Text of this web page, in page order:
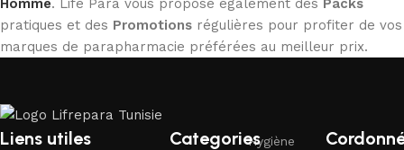
Homme. Life Para vous propose également des Packs
pratiques et des Promotions régulières pour profiter de vos
marques de parapharmacie préférées au meilleur prix.
Liens utiles CategoriesHygiène